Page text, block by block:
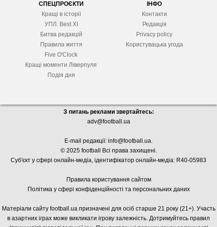
СПЕЦПРОЄКТИ
Кращі в історії
УПЛ. Best XІ
Битва редакцій
Правила життя
Five O'Clock
Кращі моменти Ліверпуля
Подія дня
ІНФО
Контакти
Редакція
Privacy policy
Користувацька угода
З питань реклами звертайтесь:
adv@football.ua
E-mail редакції: info@football.ua.
© 2025 football Всі права захищені.
Суб'єкт у сфері онлайн-медіа, ідентифікатор онлайн-медіа: R40-05983
Правила користування сайтом
Політика у сфері конфіденційності та персональних даних
Матеріали сайту football.ua призначені для осіб старше 21 року (21+). Участь
в азартних іграх може викликати ігрову залежність. Дотримуйтесь правил